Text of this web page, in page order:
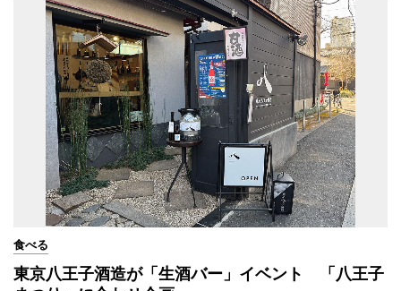
食べる
東京八王子酒造が「生酒バー」イベント 「八王子